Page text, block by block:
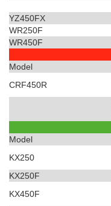
YZ450FX
WR250F
WR450F
Model
CRF450R
Model
KX250
KX250F
KX450F